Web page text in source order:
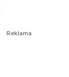
Reklama